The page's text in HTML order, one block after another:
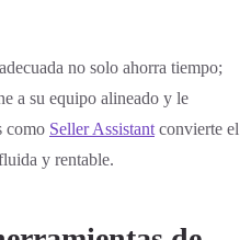
no solo ahorra tiempo;
a su equipo alineado y le
como Seller Assistant convierte el
y rentable.